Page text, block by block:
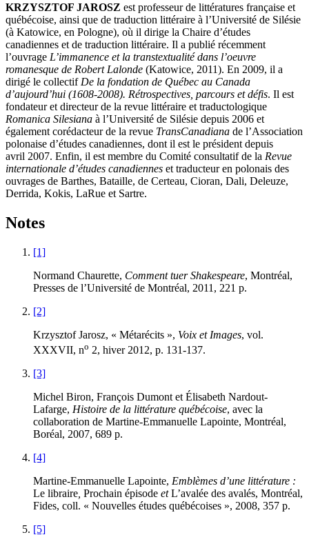
KRZYSZTOF JAROSZ est professeur de littératures française et
québécoise, ainsi que de traduction littéraire à l’Université de Silésie
(à Katowice, en Pologne), où il dirige la Chaire d’études
canadiennes et de traduction littéraire. Il a publié récemment
l’ouvrage L’immanence et la transtextualité dans l’oeuvre
romanesque de Robert Lalonde (Katowice, 2011). En 2009, il a
dirigé le collectif De la fondation de Québec au Canada
d’aujourd’hui (1608-2008). Rétrospectives, parcours et défis. Il est
fondateur et directeur de la revue littéraire et traductologique
Romanica Silesiana à l’Université de Silésie depuis 2006 et
également corédacteur de la revue TransCanadiana de l’Association
polonaise d’études canadiennes, dont il est le président depuis
avril 2007. Enfin, il est membre du Comité consultatif de la Revue
internationale d’études canadiennes et traducteur en polonais des
ouvrages de Barthes, Bataille, de Certeau, Cioran, Dali, Deleuze,
Derrida, Kokis, LaRue et Sartre.
Notes
[1]
Normand Chaurette, Comment tuer Shakespeare, Montréal,
Presses de l’Université de Montréal, 2011, 221 p.
[2]
Krzysztof Jarosz, « Métarécits », Voix et Images, vol.
XXXVII, no 2, hiver 2012, p. 131-137.
[3]
Michel Biron, François Dumont et Élisabeth Nardout-
Lafarge, Histoire de la littérature québécoise, avec la
collaboration de Martine-Emmanuelle Lapointe, Montréal,
Boréal, 2007, 689 p.
[4]
Martine-Emmanuelle Lapointe, Emblèmes d’une littérature :
Le libraire Prochain épisode etL’avalée des avalés, Montréal,
Fides, coll. « Nouvelles études québécoises », 2008, 357 p.
[5]